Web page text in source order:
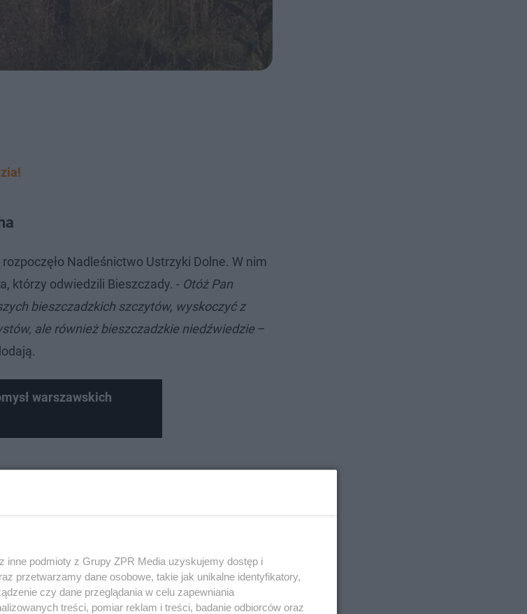
Nadleśnictwo Ustrzyki Dolne. W nim
którzy odwiedzili Bieszczady. - Otóż Pan
bieszczadzkich szczytów, wyskoczyć z
ale również bieszczadzkie niedźwiedzie –
warszawskich
inne podmioty z Grupy ZPR Media uzyskujemy dostęp i
przetwarzamy dane osobowe, takie jak unikalne identyfikatory,
czy dane przeglądania w celu zapewniania
treści, pomiar reklam i treści, badanie odbiorców oraz